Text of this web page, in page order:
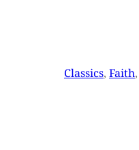
Classics, Faith,